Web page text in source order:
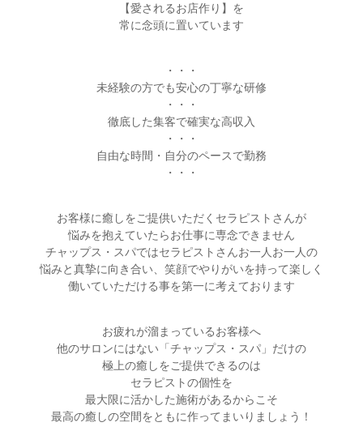
【愛されるお店作り】を
常に念頭に置いています
・・・
未経験の方でも安心の丁寧な研修
・・・
徹底した集客で確実な高収入
・・・
自由な時間・自分のペースで勤務
・・・
お客様に癒しをご提供いただくセラピストさんが
悩みを抱えていたらお仕事に専念できません
チャップス・スパではセラピストさんお一人お一人の
悩みと真摯に向き合い、笑顔でやりがいを持って楽しく
働いていただける事を第一に考えております
お疲れが溜まっているお客様へ
他のサロンにはない「チャップス・スパ」だけの
極上の癒しをご提供できるのは
セラピストの個性を
最大限に活かした施術があるからこそ
最高の癒しの空間をともに作ってまいりましょう！